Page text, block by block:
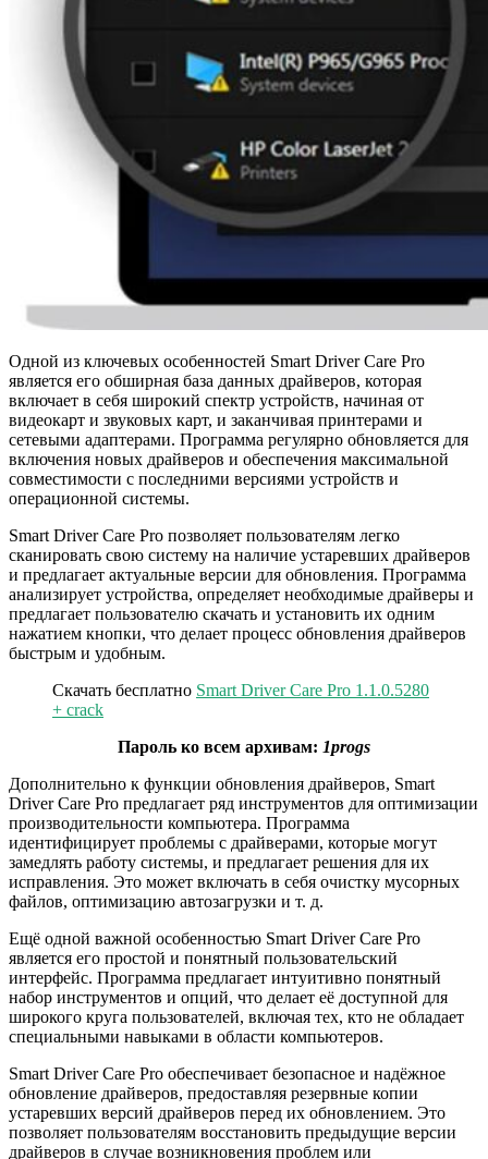
Одной из ключевых особенностей Smart Driver Care Pro
является его обширная база данных драйверов, которая
включает в себя широкий спектр устройств, начиная от
видеокарт и звуковых карт, и заканчивая принтерами и
сетевыми адаптерами. Программа регулярно обновляется для
включения новых драйверов и обеспечения максимальной
совместимости с последними версиями устройств и
операционной системы.
Smart Driver Care Pro позволяет пользователям легко
сканировать свою систему на наличие устаревших драйверов
и предлагает актуальные версии для обновления. Программа
анализирует устройства, определяет необходимые драйверы и
предлагает пользователю скачать и установить их одним
нажатием кнопки, что делает процесс обновления драйверов
быстрым и удобным.
Скачать бесплатно Smart Driver Care Pro 1.1.0.5280
+ crack
Пароль ко всем архивам: 1progs
Дополнительно к функции обновления драйверов, Smart
Driver Care Pro предлагает ряд инструментов для оптимизации
производительности компьютера. Программа
идентифицирует проблемы с драйверами, которые могут
замедлять работу системы, и предлагает решения для их
исправления. Это может включать в себя очистку мусорных
файлов, оптимизацию автозагрузки и т. д.
Ещё одной важной особенностью Smart Driver Care Pro
является его простой и понятный пользовательский
интерфейс. Программа предлагает интуитивно понятный
набор инструментов и опций, что делает её доступной для
широкого круга пользователей, включая тех, кто не обладает
специальными навыками в области компьютеров.
Smart Driver Care Pro обеспечивает безопасное и надёжное
обновление драйверов, предоставляя резервные копии
устаревших версий драйверов перед их обновлением. Это
позволяет пользователям восстановить предыдущие версии
драйверов в случае возникновения проблем или